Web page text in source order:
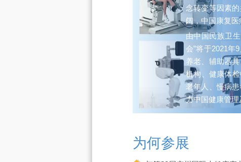
念转变等因素
阔，中国康复医
由中国民族卫
会”将于2021年
养老、辅助器
机构、健康体
老年人、慢病
力中国健康管理
为何参展